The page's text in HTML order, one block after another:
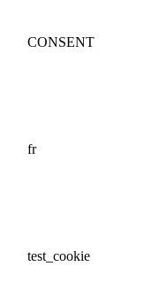
CONSENT
fr
test_cookie